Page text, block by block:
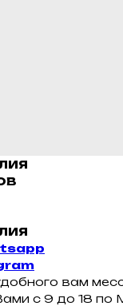
вам
с 9 до 18